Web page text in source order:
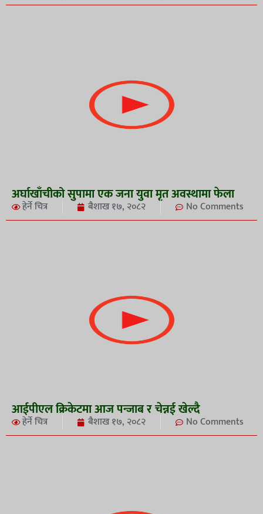
अर्घाखाँचीको सुपामा एक जना युवा मृत अवस्थामा फेला
हेर्ने चित्र बैशाख १७, २०८२ No Comments
आईपीएल क्रिकेटमा आज पन्जाब र चेन्नई खेल्दै
हेर्ने चित्र बैशाख १७, २०८२ No Comments